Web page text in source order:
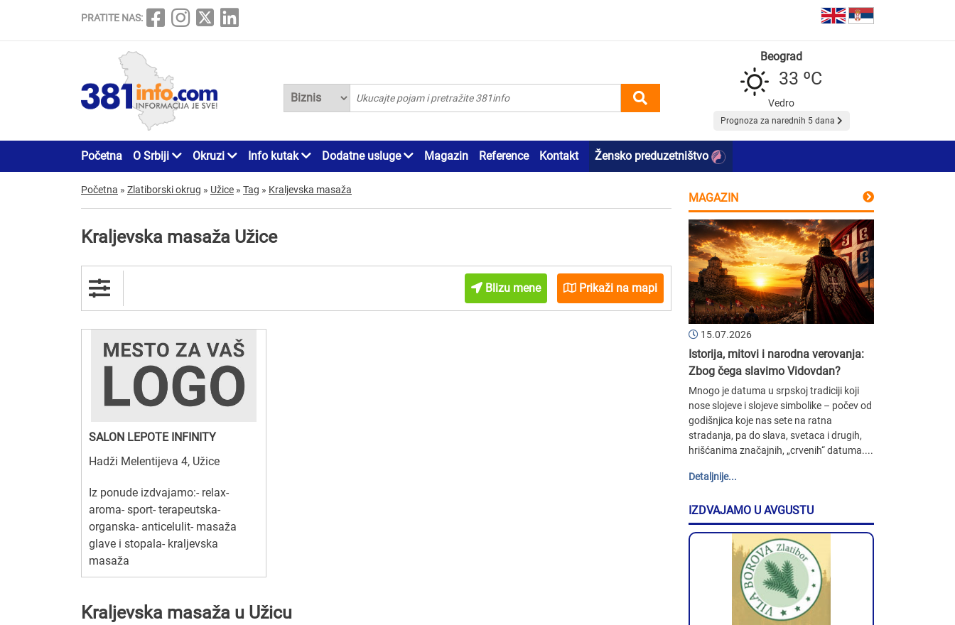
PRATITE NAS:
Beograd
33 ºC
Vedro
Prognoza za narednih 5 dana
Početna O Srbiji Okruzi Info kutak Dodatne usluge Magazin Reference Kontakt Žensko preduzetništvo
Početna » Zlatiborski okrug » Užice » Tag » Kraljevska masaža
Kraljevska masaža Užice
Blizu mene Prikaži na mapi
SALON LEPOTE INFINITY
Hadži Melentijeva 4, Užice
Iz ponude izdvajamo:- relax-
aroma- sport- terapeutska-
organska- anticelulit- masaža
glave i stopala- kraljevska
masaža
Kraljevska masaža u Užicu
MAGAZIN
15.07.2026
Istorija, mitovi i narodna verovanja:
Zbog čega slavimo Vidovdan?
Mnogo je datuma u srpskoj tradiciji koji
nose slojeve i slojeve simbolike – počev od
godišnjica koje nas sete na ratna
stradanja, pa do slava, svetaca i drugih,
hrišćanima značajnih, „crvenih“ datuma....
Detaljnije...
IZDVAJAMO U AVGUSTU